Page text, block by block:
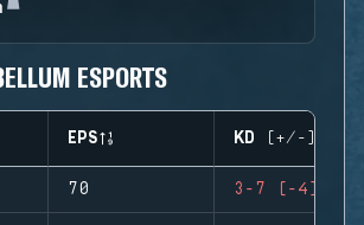
ESPORTS
EPS KD (+/-)
70 3-7 (-4)